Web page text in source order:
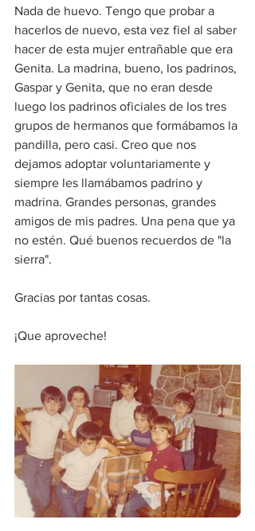
Nada de huevo. Tengo que probar a
hacerlos de nuevo, esta vez fiel al saber
hacer de esta mujer entrañable que era
Genita. La madrina, bueno, los padrinos,
Gaspar y Genita, que no eran desde
luego los padrinos oficiales de los tres
grupos de hermanos que formábamos la
pandilla, pero casi. Creo que nos
dejamos adoptar voluntariamente y
siempre les llamábamos padrino y
madrina. Grandes personas, grandes
amigos de mis padres. Una pena que ya
no estén. Qué buenos recuerdos de "la
sierra".
Gracias por tantas cosas.
¡Que aproveche!